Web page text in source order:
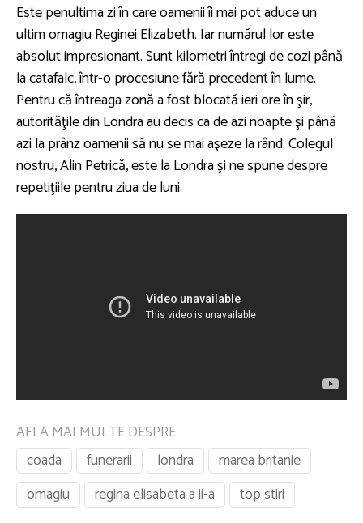
Este penultima zi în care oamenii îi mai pot aduce un
ultim omagiu Reginei Elizabeth. Iar numărul lor este
absolut impresionant. Sunt kilometri întregi de cozi până
la catafalc, într-o procesiune fără precedent în lume.
Pentru că întreaga zonă a fost blocată ieri ore în şir,
autorităţile din Londra au decis ca de azi noapte şi până
azi la prânz oamenii să nu se mai aşeze la rând. Colegul
nostru, Alin Petrică, este la Londra şi ne spune despre
repetiţiile pentru ziua de luni.
AFLA MAI MULTE DESPRE
coada
funerarii londra
marea britanie
omagiu
regina elisabeta a ii-a top stiri